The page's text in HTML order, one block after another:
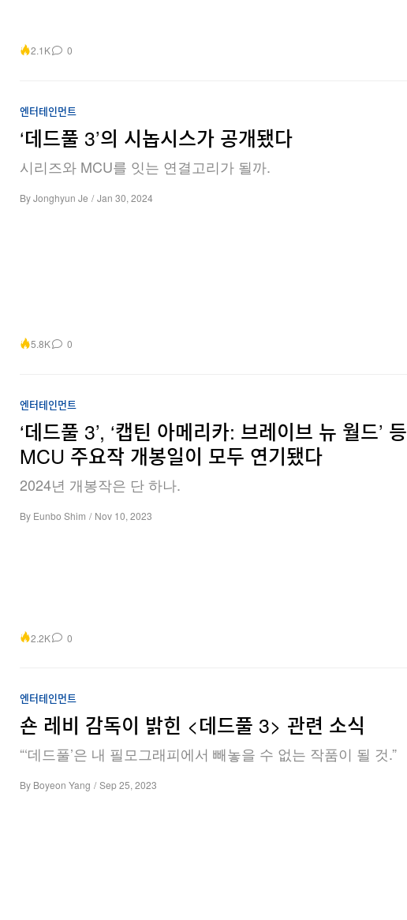
2.1K 0
엔터테인먼트
‘데드풀 3’의 시놉시스가 공개됐다
시리즈와 MCU를 잇는 연결고리가 될까.
ByJonghyun Je / Jan 30, 2024
5.8K 0
엔터테인먼트
‘데드풀 3’, ‘캡틴 아메리카: 브레이브 뉴 월드’ 등
MCU 주요작 개봉일이 모두 연기됐다
2024년 개봉작은 단 하나.
By Eunbo Shim / Nov 10, 2023
2.2K 0
엔터테인먼트
숀 레비 감독이 밝힌 <데드풀 3> 관련 소식
“‘데드풀’은 내 필모그래피에서 빼놓을 수 없는 작품이 될 것.”
By Boyeon Yang / Sep 25, 2023